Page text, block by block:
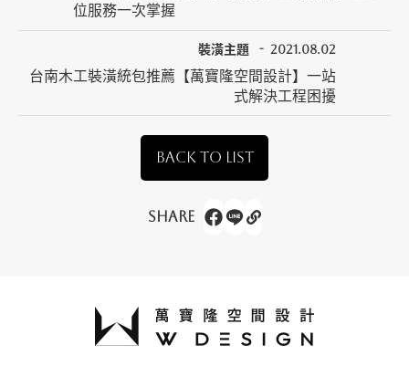
位服務一次掌握
裝潢主題 2021.08.02
台南木工裝潢統包推薦【萬寶隆空間設計】一站
式解決工程困擾
BACK TO LIST
Share